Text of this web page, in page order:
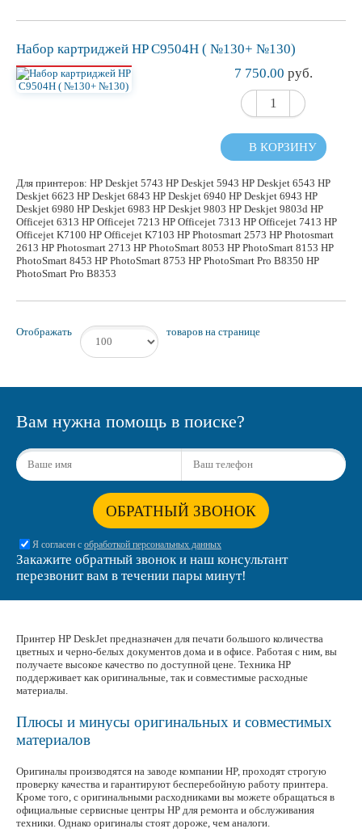
Набор картриджей HP C9504H ( №130+ №130)
7 750.00 руб.
В КОРЗИНУ
Для принтеров: HP Deskjet 5743 HP Deskjet 5943 HP Deskjet 6543 HP
Deskjet 6623 HP Deskjet 6843 HP Deskjet 6940 HP Deskjet 6943 HP
Deskjet 6980 HP Deskjet 6983 HP Deskjet 9803 HP Deskjet 9803d HP
Officejet 6313 HP Officejet 7213 HP Officejet 7313 HP Officejet 7413 HP
Officejet K7100 HP Officejet K7103 HP Photosmart 2573 HP Photosmart
2613 HP Photosmart 2713 HP PhotoSmart 8053 HP PhotoSmart 8153 HP
PhotoSmart 8453 HP PhotoSmart 8753 HP PhotoSmart Pro B8350 HP
PhotoSmart Pro B8353
Отображать товаров на странице
Вам нужна помощь в поиске?
ОБРАТНЫЙ ЗВОНОК
Я согласен с обработкой персональных данных
Закажите обратный звонок и наш консультант
перезвонит вам в течении пары минут!
Принтер HP DeskJet предназначен для печати большого количества
цветных и черно-белых документов дома и в офисе. Работая с ним, вы
получаете высокое качество по доступной цене. Техника HP
поддерживает как оригинальные, так и совместимые расходные
материалы.
Плюсы и минусы оригинальных и совместимых
материалов
Оригиналы производятся на заводе компании HP, проходят строгую
проверку качества и гарантируют бесперебойную работу принтера.
Кроме того, с оригинальными расходниками вы можете обращаться в
официальные сервисные центры HP для ремонта и обслуживания
техники. Однако оригиналы стоят дороже, чем аналоги.